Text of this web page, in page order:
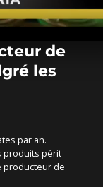
de
les
par an.
produits périt
producteur de